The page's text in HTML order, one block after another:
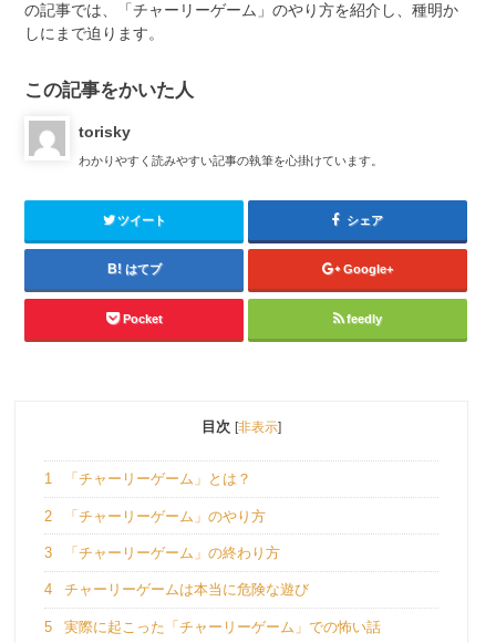
の記事では、「チャーリーゲーム」のやり方を紹介し、種明か
しにまで迫ります。
この記事をかいた人
torisky
わかりやすく読みやすい記事の執筆を心掛けています。
ツイート シェア
はてブ Google+
Pocket feedly
目次 [非表示]
1 「チャーリーゲーム」とは？
2 「チャーリーゲーム」のやり方
3 「チャーリーゲーム」の終わり方
4 チャーリーゲームは本当に危険な遊び
5 実際に起こった「チャーリーゲーム」での怖い話